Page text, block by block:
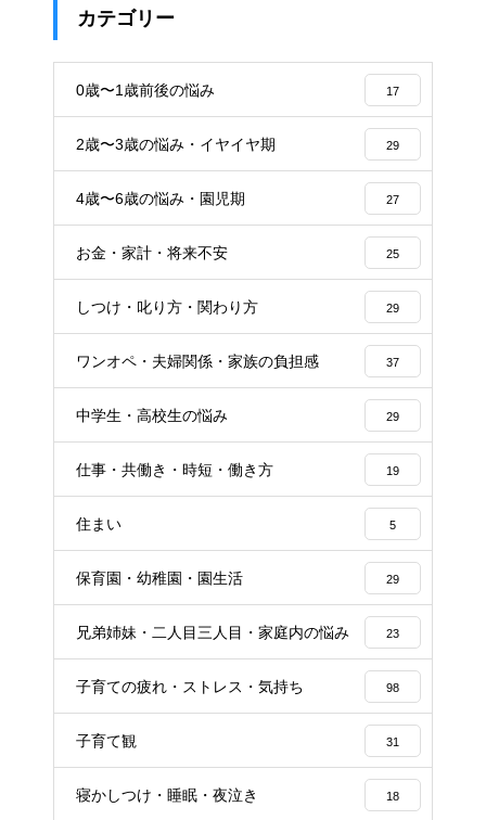
カテゴリー
0歳〜1歳前後の悩み 17
2歳〜3歳の悩み・イヤイヤ期 29
4歳〜6歳の悩み・園児期 27
お金・家計・将来不安 25
しつけ・叱り方・関わり方 29
ワンオペ・夫婦関係・家族の負担感 37
中学生・高校生の悩み 29
仕事・共働き・時短・働き方 19
住まい 5
保育園・幼稚園・園生活 29
兄弟姉妹・二人目三人目・家庭内の悩み 23
子育ての疲れ・ストレス・気持ち 98
子育て観 31
寝かしつけ・睡眠・夜泣き 18